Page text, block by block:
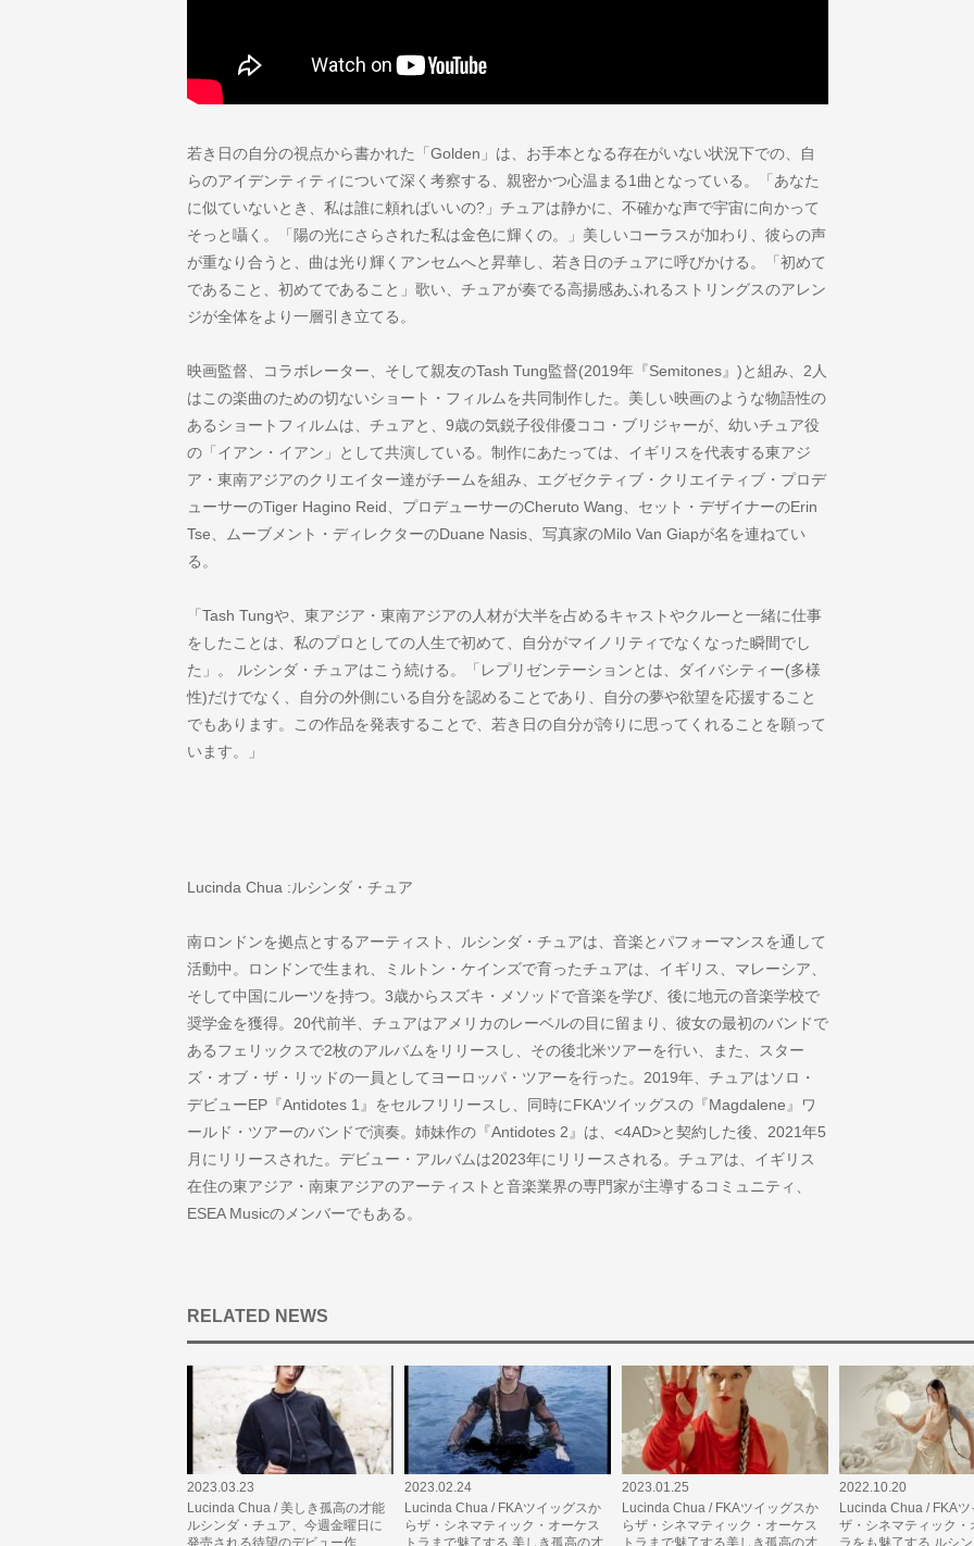
若き日の自分の視点から書かれた「Golden」は、お手本となる存在がいない状況下での、自
らのアイデンティティについて深く考察する、親密かつ心温まる1曲となっている。「あなた
に似ていないとき、私は誰に頼ればいいの?」チュアは静かに、不確かな声で宇宙に向かって
そっと囁く。「陽の光にさらされた私は金色に輝くの。」美しいコーラスが加わり、彼らの声
が重なり合うと、曲は光り輝くアンセムへと昇華し、若き日のチュアに呼びかける。「初めて
であること、初めてであること」歌い、チュアが奏でる高揚感あふれるストリングスのアレン
ジが全体をより一層引き立てる。
映画監督、コラボレーター、そして親友のTash Tung監督(2019年『Semitones』)と組み、2人
はこの楽曲のための切ないショート・フィルムを共同制作した。美しい映画のような物語性の
あるショートフィルムは、チュアと、9歳の気鋭子役俳優ココ・ブリジャーが、幼いチュア役
の「イアン・イアン」として共演している。制作にあたっては、イギリスを代表する東アジ
ア・東南アジアのクリエイター達がチームを組み、エグゼクティブ・クリエイティブ・プロデ
ューサーのTiger Hagino Reid、プロデューサーのCheruto Wang、セット・デザイナーのErin
Tse、ムーブメント・ディレクターのDuane Nasis、写真家のMilo Van Giapが名を連ねてい
る。
「Tash Tungや、東アジア・東南アジアの人材が大半を占めるキャストやクルーと一緒に仕事
をしたことは、私のプロとしての人生で初めて、自分がマイノリティでなくなった瞬間でし
た」。 ルシンダ・チュアはこう続ける。「レプリゼンテーションとは、ダイバシティー(多様
性)だけでなく、自分の外側にいる自分を認めることであり、自分の夢や欲望を応援すること
でもあります。この作品を発表することで、若き日の自分が誇りに思ってくれることを願って
います。」
Lucinda Chua :ルシンダ・チュア
南ロンドンを拠点とするアーティスト、ルシンダ・チュアは、音楽とパフォーマンスを通して
活動中。ロンドンで生まれ、ミルトン・ケインズで育ったチュアは、イギリス、マレーシア、
そして中国にルーツを持つ。3歳からスズキ・メソッドで音楽を学び、後に地元の音楽学校で
奨学金を獲得。20代前半、チュアはアメリカのレーベルの目に留まり、彼女の最初のバンドで
あるフェリックスで2枚のアルバムをリリースし、その後北米ツアーを行い、また、スター
ズ・オブ・ザ・リッドの一員としてヨーロッパ・ツアーを行った。2019年、チュアはソロ・
デビューEP『Antidotes 1』をセルフリリースし、同時にFKAツイッグスの『Magdalene』ワ
ールド・ツアーのバンドで演奏。姉妹作の『Antidotes 2』は、<4AD>と契約した後、2021年5
月にリリースされた。デビュー・アルバムは2023年にリリースされる。チュアは、イギリス
在住の東アジア・南東アジアのアーティストと音楽業界の専門家が主導するコミュニティ、
ESEA Musicのメンバーでもある。
RELATED NEWS
2023.03.23
Lucinda Chua / 美しき孤高の才能
ルシンダ・チュア、今週金曜日に
発売される待望のデビュー作
2023.02.24
Lucinda Chua / FKAツイッグスか
らザ・シネマティック・オーケス
トラまで魅了する 美しき孤高の才
2023.01.25
Lucinda Chua / FKAツイッグスか
らザ・シネマティック・オーケス
トラまで魅了する美しき孤高の才
2022.10.20
Lucinda Chua / FKA
ザ・シネマティック・
ラをも魅了する ルシ